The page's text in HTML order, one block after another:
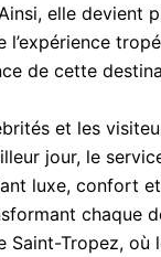
elle devient
l’expérience
de cette
et les
jour, le
luxe, confort
chaque
Saint-Tropez,